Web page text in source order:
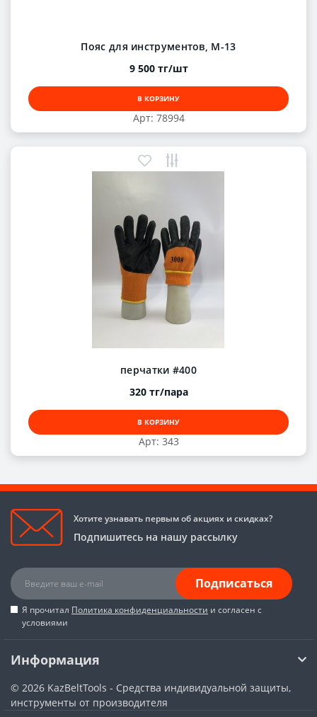
Арт: 78994
Пояс для инструментов, М-13
9 500 тг/шт
В КОРЗИНУ
Арт: 343
перчатки #400
320 тг/пара
В КОРЗИНУ
Хотите узнавать первым об акциях и скидках?
Подпишитесь на нашу рассылку
Подписаться
Я прочитал Политика конфиденциальности и согласен с
условиями
Информация
© 2026 KazBeltTools - Средства индивидуальной защиты,
инструменты от производителя